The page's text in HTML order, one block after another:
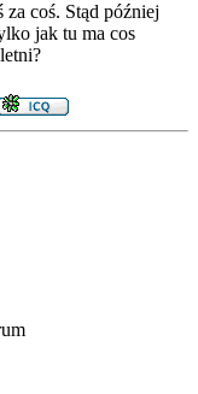
coś. Stąd później
jak tu ma cos